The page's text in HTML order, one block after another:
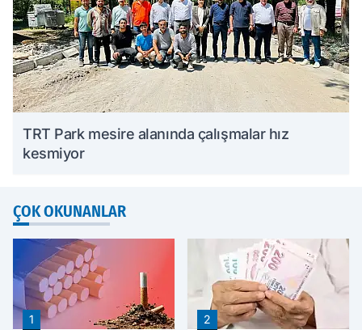
TRT Park mesire alanında çalışmalar hız
kesmiyor
ÇOK OKUNANLAR
1 2